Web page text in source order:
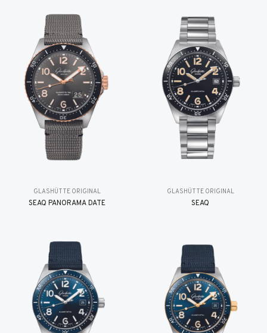
GLASHÜTTE ORIGINAL
SEAQ PANORAMA DATE
GLASHÜTTE ORIGINAL
SEAQ